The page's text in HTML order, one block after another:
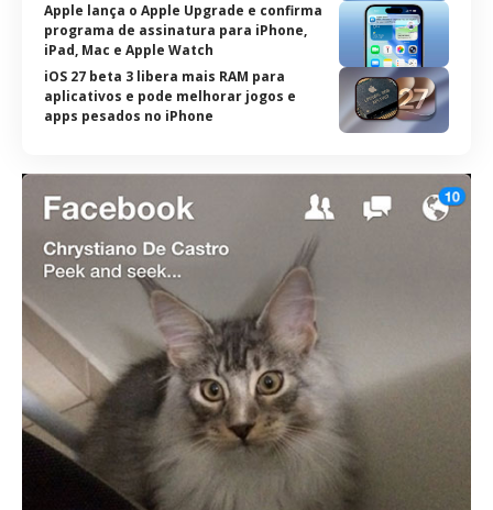
Apple lança o Apple Upgrade e confirma
programa de assinatura para iPhone,
iPad, Mac e Apple Watch
iOS 27 beta 3 libera mais RAM para
aplicativos e pode melhorar jogos e
apps pesados no iPhone